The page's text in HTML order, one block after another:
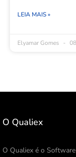
LEIA MAIS »
Elyamar Gomes
O Qualiex
O Qualiex é o